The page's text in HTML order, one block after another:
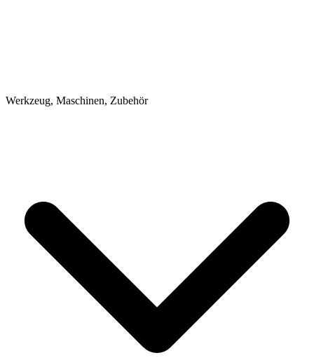
Werkzeug, Maschinen, Zubehör